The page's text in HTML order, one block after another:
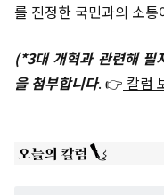
를 진정한 국민과의 소
(*3대 개혁과 관련해 필
을 첨부합니다. 👉 칼럼